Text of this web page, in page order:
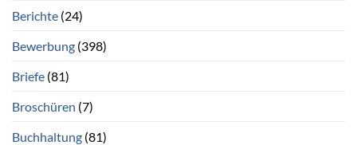
Berichte (24)
Bewerbung (398)
Briefe (81)
Broschüren (7)
Buchhaltung (81)